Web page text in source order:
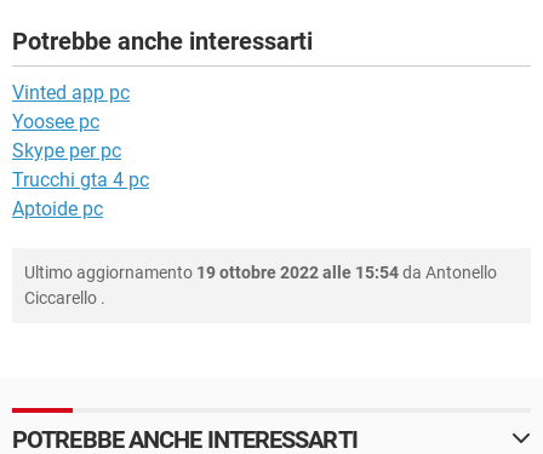
Potrebbe anche interessarti
Vinted app pc
Yoosee pc
Skype per pc
Trucchi gta 4 pc
Aptoide pc
Ultimo aggiornamento 19 ottobre 2022 alle 15:54da Antonello
Ciccarello .
POTREBBE ANCHE INTERESSARTI